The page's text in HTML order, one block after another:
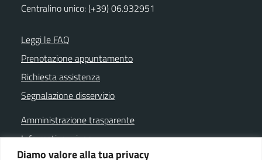
Diamo valore alla tua privacy
Centralino unico: (+39) 06.932951
Leggi le FAQ
Prenotazione appuntamento
Richiesta assistenza
Segnalazione disservizio
Amministrazione trasparente
Informativa privacy
Note legali